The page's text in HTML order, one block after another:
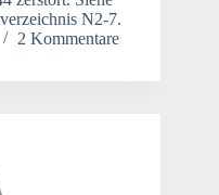
N2-7.
2 Kommentare